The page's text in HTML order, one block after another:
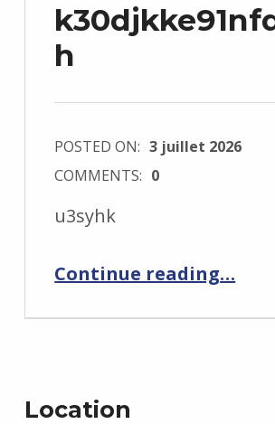
h
POSTED ON: 3 juillet 2026
COMMENTS: 0
u3syhk
Continue reading…
Location